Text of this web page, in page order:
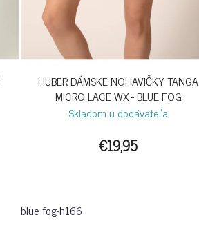
HUBER DÁMSKE NOHAVIČKY TANGA
MICRO LACE WX - BLUE FOG
Skladom u dodávateľa
€19,95
blue fog-h166